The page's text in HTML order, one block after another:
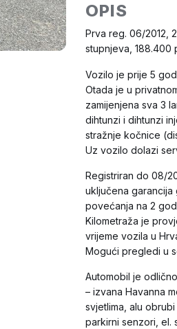
OPIS
Prva reg. 06/2012,
stupnjeva, 188.400
Vozilo je prije 5
Otada je u
zamijenjena sva 3
dihtunzi i dihtunzi
stražnje kočnice
Uz vozilo dolazi
Registriran do 08/
uključena
povećanja na 2
Kilometraža je
vrijeme vozila u
Mogući pregledi u
Automobil je
– izvana Havanna
svjetlima, alu
parkirni senzori, el.